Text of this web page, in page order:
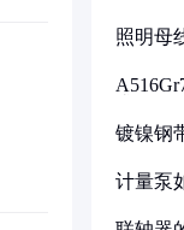
照明母
镀镍钢
计量泵